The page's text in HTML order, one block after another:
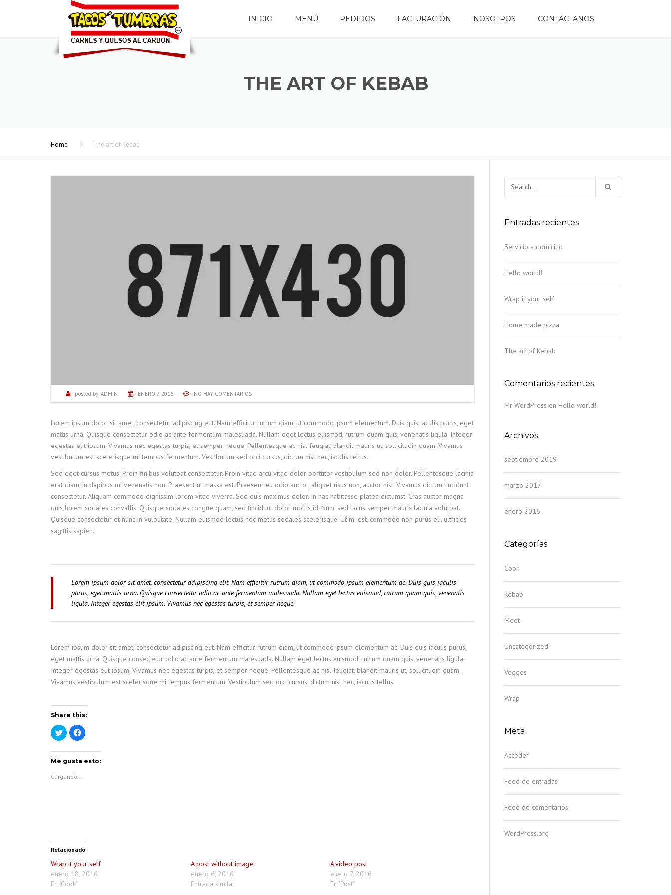
INICIO MENÚ PEDIDOS FACTURACIÓN NOSOTROS CONTÁCTANOS
THE ART OF KEBAB
Home The art of Kebab
posted by: ADMIN ENERO 7, 2016 NO HAY COMENTARIOS
Lorem ipsum dolor sit amet, consectetur adipiscing elit. Nam efficitur rutrum diam, ut commodo ipsum elementum. Duis quis iaculis purus, eget
mattis urna. Quisque consectetur odio ac ante fermentum malesuada. Nullam eget lectus euismod, rutrum quam quis, venenatis ligula. Integer
egestas elit ipsum. Vivamus nec egestas turpis, et semper neque. Pellentesque ac nisl feugiat, blandit mauris ut, sollicitudin quam. Vivamus
vestibulum est scelerisque mi tempus fermentum. Vestibulum sed orci cursus, dictum nisl nec, iaculis tellus.
Sed eget cursus metus. Proin finibus volutpat consectetur. Proin vitae arcu vitae dolor porttitor vestibulum sed non dolor. Pellentesque lacinia
erat diam, in dapibus mi venenatis non. Praesent ut massa est. Praesent eu odio auctor, aliquet risus non, auctor nisl. Vivamus dictum tincidunt
consectetur. Aliquam commodo dignissim lorem vitae viverra. Sed quis maximus dolor. In hac habitasse platea dictumst. Cras auctor magna
quis lorem sodales convallis. Quisque sodales congue quam, sed tincidunt dolor mollis id. Nunc sed lacus semper mauris lacinia volutpat.
Quisque consectetur et nunc in vulputate. Nullam euismod lectus nec metus sodales scelerisque. Ut mi est, commodo non purus eu, ultricies
sagittis sapien.
Lorem ipsum dolor sit amet, consectetur adipiscing elit. Nam efficitur rutrum diam, ut commodo ipsum elementum ac. Duis quis iaculis
purus, eget mattis urna. Quisque consectetur odio ac ante fermentum malesuada. Nullam eget lectus euismod, rutrum quam quis, venenatis
ligula. Integer egestas elit ipsum. Vivamus nec egestas turpis, et semper neque.
Lorem ipsum dolor sit amet, consectetur adipiscing elit. Nam efficitur rutrum diam, ut commodo ipsum elementum ac. Duis quis iaculis purus,
eget mattis urna. Quisque consectetur odio ac ante fermentum malesuada. Nullam eget lectus euismod, rutrum quam quis, venenatis ligula.
Integer egestas elit ipsum. Vivamus nec egestas turpis, et semper neque. Pellentesque ac nisl feugiat, blandit mauris ut, sollicitudin quam.
Vivamus vestibulum est scelerisque mi tempus fermentum. Vestibulum sed orci cursus, dictum nisl nec, iaculis tellus.
Share this:
Haz
clic
para
Twitter
(Se
abre
en
Haz
clic
Facebook
en
Me gusta esto:
Cargando...
Relacionado
Wrap it your self
enero 18, 2016
En "Cook"
A post without image
enero 6, 2016
Entrada similar
A video post
enero 7, 2016
En "Post"
Entradas recientes
Servicio a domicilio
Hello world!
Wrap it your self
Home made pizza
The art of Kebab
Comentarios recientes
Mr WordPress en Hello world!
Archivos
septiembre 2019
marzo 2017
enero 2016
Categorías
Cook
Kebab
Meet
Uncategorized
Vegges
Wrap
Meta
Acceder
Feed de entradas
Feed de comentarios
WordPress.org